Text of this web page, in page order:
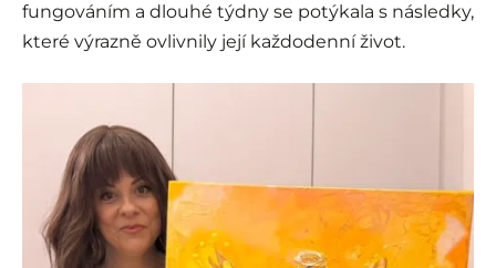
fungováním a dlouhé týdny se potýkala s následky,
které výrazně ovlivnily její každodenní život.